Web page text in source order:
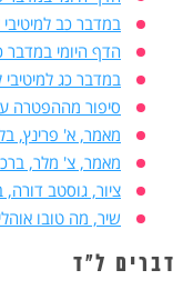
במדבר כב
הדף היומי במדבר כג
במדבר כג
סיפור מההפטרה
מאמר, א' פרינץ,
מאמר, צ' מלר,
ציור, גוסטב דורה,
שיר, מה טובו
דברים ל"ד